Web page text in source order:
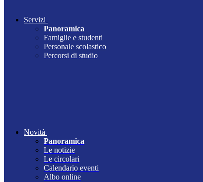
Servizi
Panoramica
Famiglie e studenti
Personale scolastico
Percorsi di studio
Novità
Panoramica
Le notizie
Le circolari
Calendario eventi
Albo online